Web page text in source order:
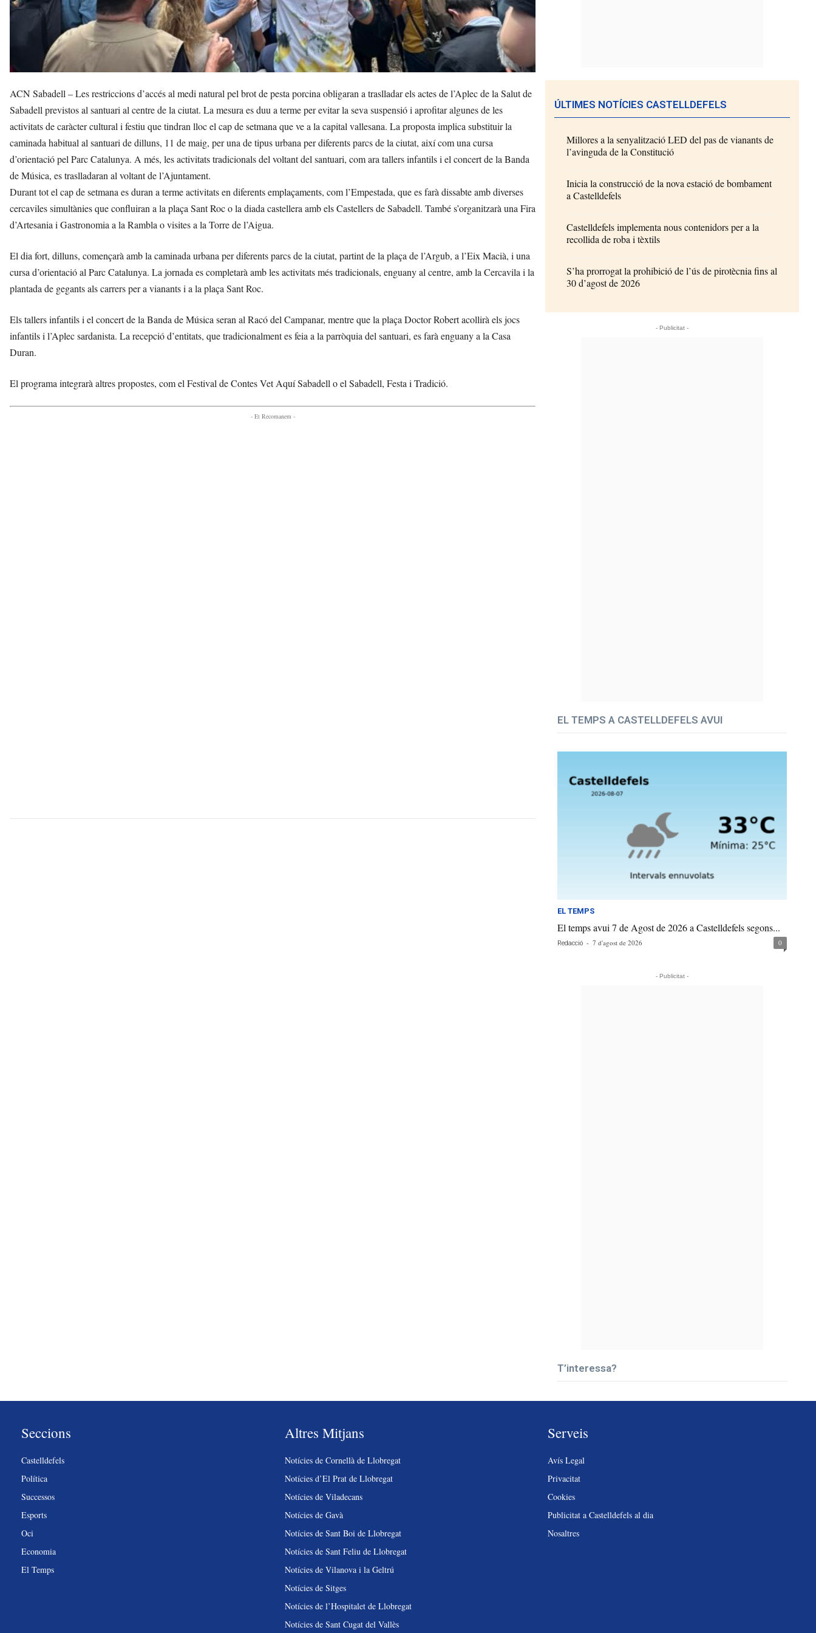
ACN Sabadell – Les restriccions d’accés al medi natural pel brot de pesta porcina obligaran a traslladar els actes de l’Aplec de la Salut de
Sabadell previstos al santuari al centre de la ciutat. La mesura es duu a terme per evitar la seva suspensió i aprofitar algunes de les
activitats de caràcter cultural i festiu que tindran lloc el cap de setmana que ve a la capital vallesana. La proposta implica substituir la
caminada habitual al santuari de dilluns, 11 de maig, per una de tipus urbana per diferents parcs de la ciutat, així com una cursa
d’orientació pel Parc Catalunya. A més, les activitats tradicionals del voltant del santuari, com ara tallers infantils i el concert de la Banda
de Música, es traslladaran al voltant de l’Ajuntament.
Durant tot el cap de setmana es duran a terme activitats en diferents emplaçaments, com l’Empestada, que es farà dissabte amb diverses
cercaviles simultànies que confluiran a la plaça Sant Roc o la diada castellera amb els Castellers de Sabadell. També s’organitzarà una Fira
d’Artesania i Gastronomia a la Rambla o visites a la Torre de l’Aigua.
El dia fort, dilluns, començarà amb la caminada urbana per diferents parcs de la ciutat, partint de la plaça de l’Argub, a l’Eix Macià, i una
cursa d’orientació al Parc Catalunya. La jornada es completarà amb les activitats més tradicionals, enguany al centre, amb la Cercavila i la
plantada de gegants als carrers per a vianants i a la plaça Sant Roc.
Els tallers infantils i el concert de la Banda de Música seran al Racó del Campanar, mentre que la plaça Doctor Robert acollirà els jocs
infantils i l’Aplec sardanista. La recepció d’entitats, que tradicionalment es feia a la parròquia del santuari, es farà enguany a la Casa
Duran.
El programa integrarà altres propostes, com el Festival de Contes Vet Aquí Sabadell o el Sabadell, Festa i Tradició.
- Et Recomanem -
ÚLTIMES NOTÍCIES CASTELLDEFELS
Millores a la senyalització LED del pas de vianants de
l’avinguda de la Constitució
Inicia la construcció de la nova estació de bombament
a Castelldefels
Castelldefels implementa nous contenidors per a la
recollida de roba i tèxtils
S’ha prorrogat la prohibició de l’ús de pirotècnia fins al
30 d’agost de 2026
- Publicitat -
EL TEMPS A CASTELLDEFELS AVUI
EL TEMPS
El temps avui 7 de Agost de 2026 a Castelldefels segons...
Redacció - 7 d'agost de 2026 0
- Publicitat -
T’interessa?
Seccions
Castelldefels
Política
Successos
Esports
Oci
Economia
El Temps
Altres Mitjans
Notícies de Cornellà de Llobregat
Notícies d’El Prat de Llobregat
Notícies de Viladecans
Notícies de Gavà
Notícies de Sant Boi de Llobregat
Notícies de Sant Feliu de Llobregat
Notícies de Vilanova i la Geltrú
Notícies de Sitges
Notícies de l’Hospitalet de Llobregat
Notícies de Sant Cugat del Vallès
Serveis
Avís Legal
Privacitat
Cookies
Publicitat a Castelldefels al dia
Nosaltres